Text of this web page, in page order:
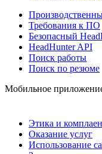
Требования к ПО
Безопасный
HeadHunter API
Поиск работы
Поиск по резюме
Мобильное
Этика и
Оказание услуг
Использование